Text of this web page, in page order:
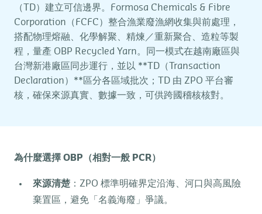
（TD）建立可信邊界。Formosa Chemicals & Fibre
Corporation（FCFC）整合漁業廢漁網收集與前處理，
搭配物理熔融、化學解聚、精煉／重新聚合、造粒等製
程，量產 OBP Recycled Yarn。同一模式在越南廠區與
台灣新港廠區同步運行，並以 **TD（Transaction
Declaration）**區分各區域批次；TD 由 ZPO 平台審
核，確保來源真實、數據一致，可供跨國稽核核對。
為什麼選擇 OBP （相對一般 PCR）
來源清楚 ：ZPO 標準明確界定沿海、河口與高風險
棄置區，避免「名義海廢」爭議。